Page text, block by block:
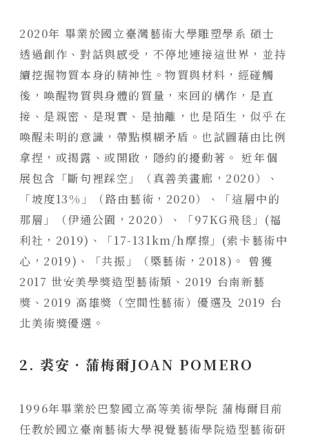
2020年 畢業於國立臺灣藝術大學雕塑學系 碩士
透過創作、對話與感受，不停地連接這世界，並持
續挖掘物質本身的精神性。物質與材料，經碰觸
後，喚醒物質與身體的質量，來回的構作，是直
接、是親密、是現實、是抽離，也是陌生，似乎在
喚醒未明的意識，帶點模糊矛盾。也試圖藉由比例
拿捏，或揭露、或開啟，隱約的擾動著。近年個
展包含「斷句裡踩空」（真善美畫廊，2020）、
「坡度13%」（路由藝術，2020）、「這層中的
那層」（伊通公園，2020）、「97KG飛毯」(福
利社，2019)、「17-131km/h摩擦」(索卡藝術中
心，2019)、「共振」（槩藝術，2018)。
曾獲
2017 世安美學獎造型藝術類、2019 台南新藝
獎、2019 高雄獎（空間性藝術）優選及 2019 台
北美術獎優選。
2. 裘安．蒲梅爾JOAN POMERO
1996年畢業於巴黎國立高等美術學院 蒲梅爾目前
任教於國立臺南藝術大學視覺藝術學院造型藝術研